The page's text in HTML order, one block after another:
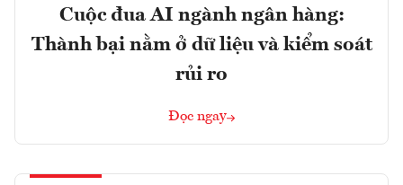
Cuộc đua AI ngành ngân hàng:
Thành bại nằm ở dữ liệu và kiểm soát
rủi ro
Đọc ngay